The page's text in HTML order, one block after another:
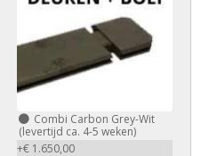
Combi Carbon Grey-Wit
(levertijd ca. 4-5 weken)
+€ 1.650,00